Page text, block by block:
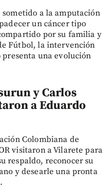
a la amputación
un cáncer tipo
por su familia y
Fútbol, la intervención
una evolución
y Carlos
a Eduardo
Colombiana de
visitaron a Vilarete para
respaldo, reconocer su
y desearle una pronta